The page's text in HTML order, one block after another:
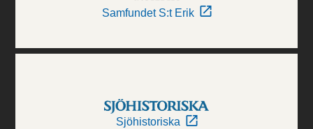
Samfundet S:t Erik
Sjöhistoriska